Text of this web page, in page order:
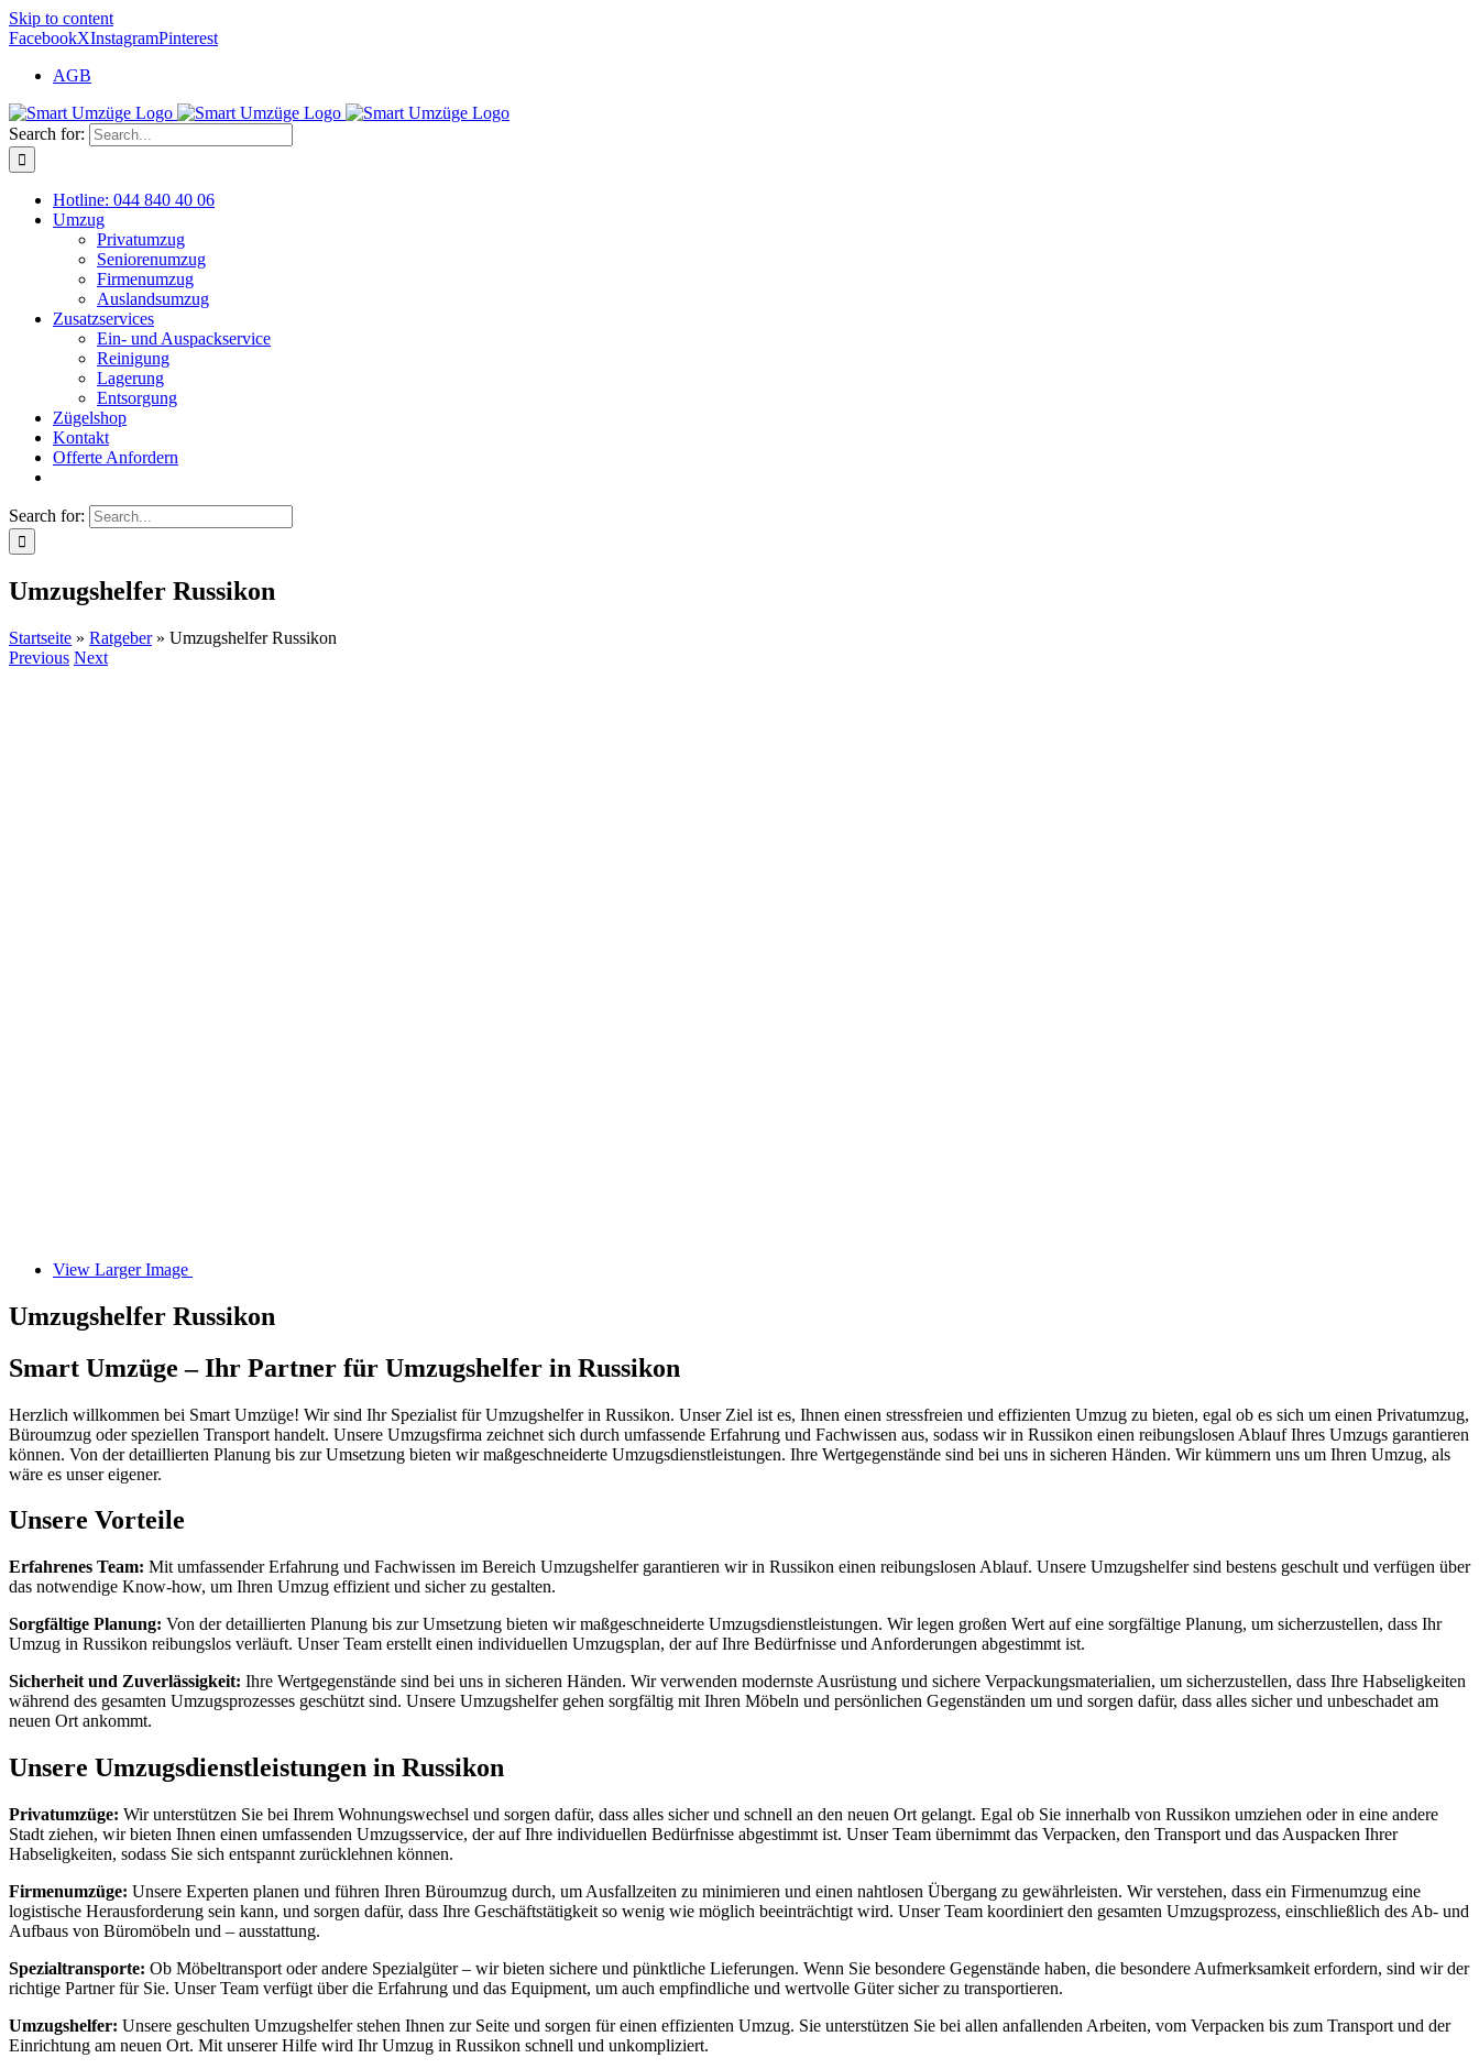
Skip to content
FacebookXInstagramPinterest
AGB
Search for:
Hotline: 044 840 40 06
Umzug
Privatumzug
Seniorenumzug
Firmenumzug
Auslandsumzug
Zusatzservices
Ein- und Auspackservice
Reinigung
Lagerung
Entsorgung
Zügelshop
Kontakt
Offerte Anfordern
Search for:
Umzugshelfer Russikon
Startseite » Ratgeber» Umzugshelfer Russikon
Previous Next
View Larger Image
Umzugshelfer Russikon
Smart Umzüge – Ihr Partner für Umzugshelfer in Russikon
Herzlich willkommen bei Smart Umzüge! Wir sind Ihr Spezialist für Umzugshelfer in Russikon. Unser Ziel ist es, Ihnen einen stressfreien und effizienten Umzug zu bieten, egal ob es sich um einen Privatumzug,
Büroumzug oder speziellen Transport handelt. Unsere Umzugsfirma zeichnet sich durch umfassende Erfahrung und Fachwissen aus, sodass wir in Russikon einen reibungslosen Ablauf Ihres Umzugs garantieren
können. Von der detaillierten Planung bis zur Umsetzung bieten wir maßgeschneiderte Umzugsdienstleistungen. Ihre Wertgegenstände sind bei uns in sicheren Händen. Wir kümmern uns um Ihren Umzug, als
wäre es unser eigener.
Unsere Vorteile
Erfahrenes Team: Mit umfassender Erfahrung und Fachwissen im Bereich Umzugshelfer garantieren wir in Russikon einen reibungslosen Ablauf. Unsere Umzugshelfer sind bestens geschult und verfügen über
das notwendige Know-how, um Ihren Umzug effizient und sicher zu gestalten.
Sorgfältige Planung: Von der detaillierten Planung bis zur Umsetzung bieten wir maßgeschneiderte Umzugsdienstleistungen. Wir legen großen Wert auf eine sorgfältige Planung, um sicherzustellen, dass Ihr
Umzug in Russikon reibungslos verläuft. Unser Team erstellt einen individuellen Umzugsplan, der auf Ihre Bedürfnisse und Anforderungen abgestimmt ist.
Sicherheit und Zuverlässigkeit: Ihre Wertgegenstände sind bei uns in sicheren Händen. Wir verwenden modernste Ausrüstung und sichere Verpackungsmaterialien, um sicherzustellen, dass Ihre Habseligkeiten
während des gesamten Umzugsprozesses geschützt sind. Unsere Umzugshelfer gehen sorgfältig mit Ihren Möbeln und persönlichen Gegenständen um und sorgen dafür, dass alles sicher und unbeschadet am
neuen Ort ankommt.
Unsere Umzugsdienstleistungen in Russikon
Privatumzüge: Wir unterstützen Sie bei Ihrem Wohnungswechsel und sorgen dafür, dass alles sicher und schnell an den neuen Ort gelangt. Egal ob Sie innerhalb von Russikon umziehen oder in eine andere
Stadt ziehen, wir bieten Ihnen einen umfassenden Umzugsservice, der auf Ihre individuellen Bedürfnisse abgestimmt ist. Unser Team übernimmt das Verpacken, den Transport und das Auspacken Ihrer
Habseligkeiten, sodass Sie sich entspannt zurücklehnen können.
Firmenumzüge: Unsere Experten planen und führen Ihren Büroumzug durch, um Ausfallzeiten zu minimieren und einen nahtlosen Übergang zu gewährleisten. Wir verstehen, dass ein Firmenumzug eine
logistische Herausforderung sein kann, und sorgen dafür, dass Ihre Geschäftstätigkeit so wenig wie möglich beeinträchtigt wird. Unser Team koordiniert den gesamten Umzugsprozess, einschließlich des Ab- und
Aufbaus von Büromöbeln und – ausstattung.
Spezialtransporte: Ob Möbeltransport oder andere Spezialgüter – wir bieten sichere und pünktliche Lieferungen. Wenn Sie besondere Gegenstände haben, die besondere Aufmerksamkeit erfordern, sind wir der
richtige Partner für Sie. Unser Team verfügt über die Erfahrung und das Equipment, um auch empfindliche und wertvolle Güter sicher zu transportieren.
Umzugshelfer: Unsere geschulten Umzugshelfer stehen Ihnen zur Seite und sorgen für einen effizienten Umzug. Sie unterstützen Sie bei allen anfallenden Arbeiten, vom Verpacken bis zum Transport und der
Einrichtung am neuen Ort. Mit unserer Hilfe wird Ihr Umzug in Russikon schnell und unkompliziert.